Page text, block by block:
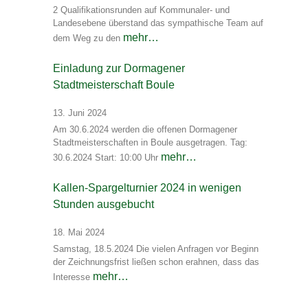
2 Qualifikationsrunden auf Kommunaler- und
Landesebene überstand das sympathische Team auf
dem Weg zu den mehr…
Einladung zur Dormagener
Stadtmeisterschaft Boule
13. Juni 2024
Am 30.6.2024 werden die offenen Dormagener
Stadtmeisterschaften in Boule ausgetragen. Tag:
30.6.2024 Start: 10:00 Uhr mehr…
Kallen-Spargelturnier 2024 in wenigen
Stunden ausgebucht
18. Mai 2024
Samstag, 18.5.2024 Die vielen Anfragen vor Beginn
der Zeichnungsfrist ließen schon erahnen, dass das
Interesse mehr…